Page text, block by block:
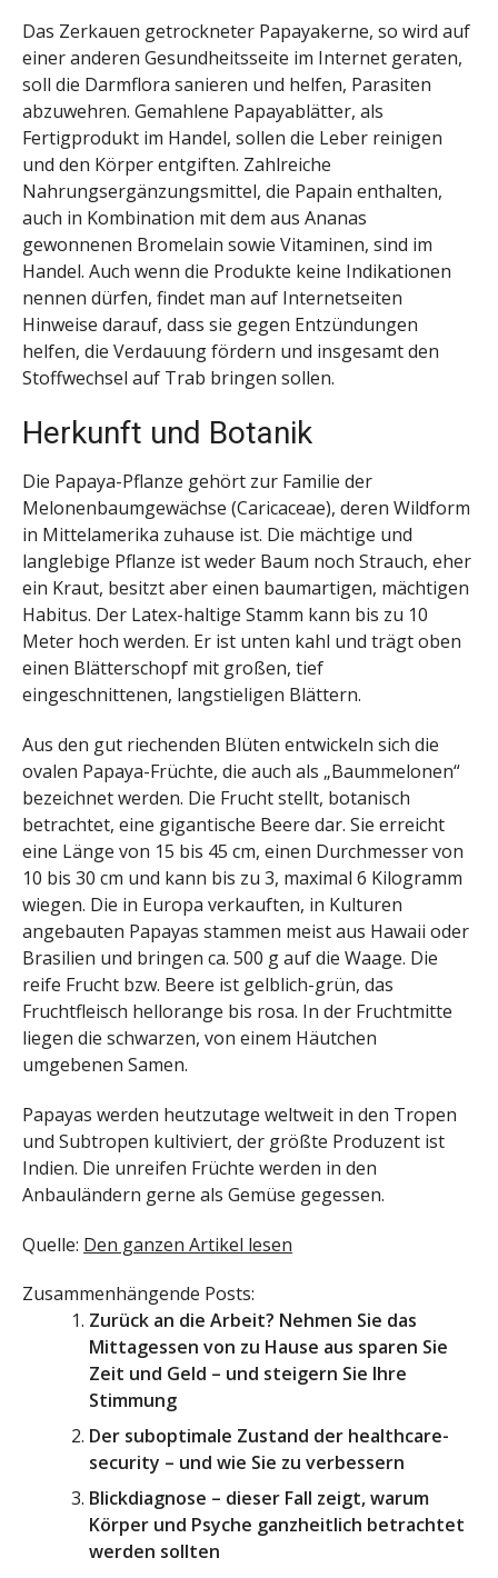
Das Zerkauen getrockneter Papayakerne, so wird auf
einer anderen Gesundheitsseite im Internet geraten,
soll die Darmflora sanieren und helfen, Parasiten
abzuwehren. Gemahlene Papayablätter, als
Fertigprodukt im Handel, sollen die Leber reinigen
und den Körper entgiften. Zahlreiche
Nahrungsergänzungsmittel, die Papain enthalten,
auch in Kombination mit dem aus Ananas
gewonnenen Bromelain sowie Vitaminen, sind im
Handel. Auch wenn die Produkte keine Indikationen
nennen dürfen, findet man auf Internetseiten
Hinweise darauf, dass sie gegen Entzündungen
helfen, die Verdauung fördern und insgesamt den
Stoffwechsel auf Trab bringen sollen.
Herkunft und Botanik
Die Papaya-Pflanze gehört zur Familie der
Melonenbaumgewächse (Caricaceae), deren Wildform
in Mittelamerika zuhause ist. Die mächtige und
langlebige Pflanze ist weder Baum noch Strauch, eher
ein Kraut, besitzt aber einen baumartigen, mächtigen
Habitus. Der Latex-haltige Stamm kann bis zu 10
Meter hoch werden. Er ist unten kahl und trägt oben
einen Blätterschopf mit großen, tief
eingeschnittenen, langstieligen Blättern.
Aus den gut riechenden Blüten entwickeln sich die
ovalen Papaya-Früchte, die auch als „Baummelonen“
bezeichnet werden. Die Frucht stellt, botanisch
betrachtet, eine gigantische Beere dar. Sie erreicht
eine Länge von 15 bis 45 cm, einen Durchmesser von
10 bis 30 cm und kann bis zu 3, maximal 6 Kilogramm
wiegen. Die in Europa verkauften, in Kulturen
angebauten Papayas stammen meist aus Hawaii oder
Brasilien und bringen ca. 500 g auf die Waage. Die
reife Frucht bzw. Beere ist gelblich-grün, das
Fruchtfleisch hellorange bis rosa. In der Fruchtmitte
liegen die schwarzen, von einem Häutchen
umgebenen Samen.
Papayas werden heutzutage weltweit in den Tropen
und Subtropen kultiviert, der größte Produzent ist
Indien. Die unreifen Früchte werden in den
Anbauländern gerne als Gemüse gegessen.
Quelle: Den ganzen Artikel lesen
Zusammenhängende Posts:
Zurück an die Arbeit? Nehmen Sie das
Mittagessen von zu Hause aus sparen Sie
Zeit und Geld – und steigern Sie Ihre
Stimmung
Der suboptimale Zustand der healthcare-
security – und wie Sie zu verbessern
Blickdiagnose – dieser Fall zeigt, warum
Körper und Psyche ganzheitlich betrachtet
werden sollten